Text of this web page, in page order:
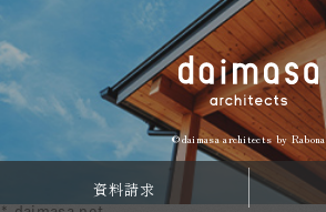
©daimasa architects byRabona
資料請求